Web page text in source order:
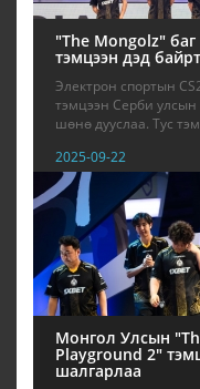
"The Mongolz" баг
тэмцээн дэд
Электрон спортын
тэмцээн Серби улсын
шөнө дууслаа. Тус
2025-09-22
Монгол Улсын
Playground 2"
шалгарлаа